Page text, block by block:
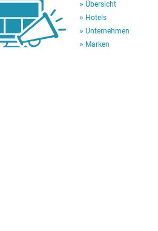
Übersicht
Hotels
Unternehmen
Marken